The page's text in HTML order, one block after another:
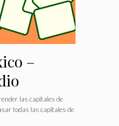
–
las capitales de
todas las capitales de